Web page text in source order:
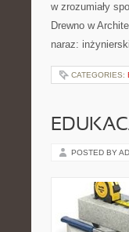
w zrozumiały
Drewno w
naraz:
CATEGORIES:
POSTED BY